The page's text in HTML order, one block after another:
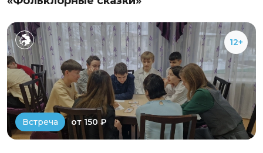
12+
Встреча от 150 ₽